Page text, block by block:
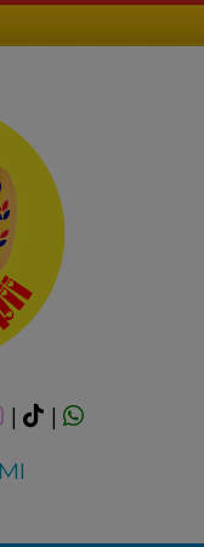
|
|